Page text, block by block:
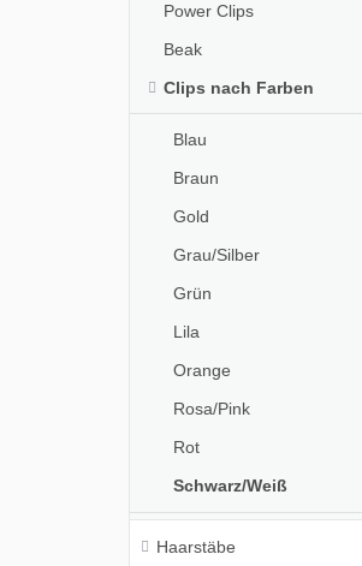
Power Clips
Beak
Clips nach Farben
Blau
Braun
Gold
Grau/Silber
Grün
Lila
Orange
Rosa/Pink
Rot
Schwarz/Weiß
Haarstäbe